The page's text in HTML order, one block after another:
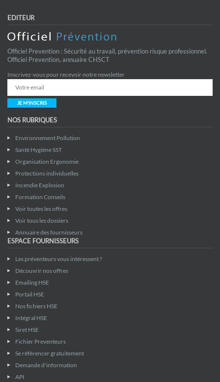
EDITEUR
Officiel Prevention : Sécurité au travail, prévention risque professionnel.
Officiel Prevention, annuaire CHSCT
Inscrivez-vous pour recevoir notre newsletter
JE M'INSCRIS
NOS RUBRIQUES
Environnement Pollution
Santé Hygiène SST
Organisation Ergonomie
Protections individuelles
Incendie Explosion
Formation Conseils
Voir toutes les offres
Voir tous les dossiers
Annuaire des fournisseurs
ESPACE FOURNISSEURS
Les préventeurs vous intéressent ?
Découvrir nos offres
Emailing HSE
Portail HSE
Nos fichiers HSE
Intégral HSE
Siret HSE
Fichier Preventeurs
Se référencer gratuitement
Demande d'information
API